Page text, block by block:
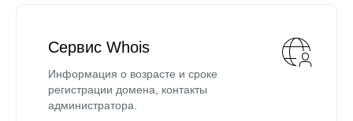
Сервис Whois
Информация о возрасте и сроке
регистрации домена, контакты
администратора.